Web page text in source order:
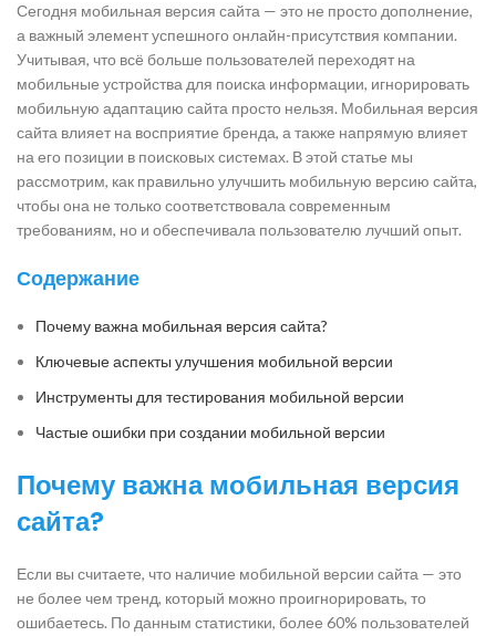
Сегодня мобильная версия сайта — это не просто дополнение,
а важный элемент успешного онлайн-присутствия компании.
Учитывая, что всё больше пользователей переходят на
мобильные устройства для поиска информации, игнорировать
мобильную адаптацию сайта просто нельзя. Мобильная версия
сайта влияет на восприятие бренда, а также напрямую влияет
на его позиции в поисковых системах. В этой статье мы
рассмотрим, как правильно улучшить мобильную версию сайта,
чтобы она не только соответствовала современным
требованиям, но и обеспечивала пользователю лучший опыт.
Содержание
Почему важна мобильная версия сайта?
Ключевые аспекты улучшения мобильной версии
Инструменты для тестирования мобильной версии
Частые ошибки при создании мобильной версии
Почему важна мобильная версия
сайта?
Если вы считаете, что наличие мобильной версии сайта — это
не более чем тренд, который можно проигнорировать, то
ошибаетесь. По данным статистики, более 60% пользователей